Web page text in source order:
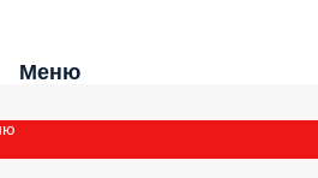
Меню